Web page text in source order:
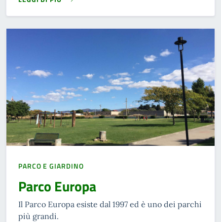
READ MORE
PARCO E GIARDINO
Parco Europa
Il Parco Europa esiste dal 1997 ed è uno dei parchi
più grandi.